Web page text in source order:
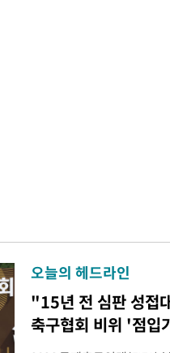
오늘의 헤드라인
"15년 전 심판 성접
축구협회 비위 '점입